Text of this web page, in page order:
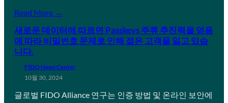
Read More →
새로운 데이터에 따르면 Passkeys 주류 추진력을 얻음
에 따라 비밀번호 문제로 인해 젊은 고객을 잃고 있습
니다.
FIDO News Center
10월 30, 2024
글로벌 FIDO Alliance 연구는 인증 방법 및 온라인 보안에